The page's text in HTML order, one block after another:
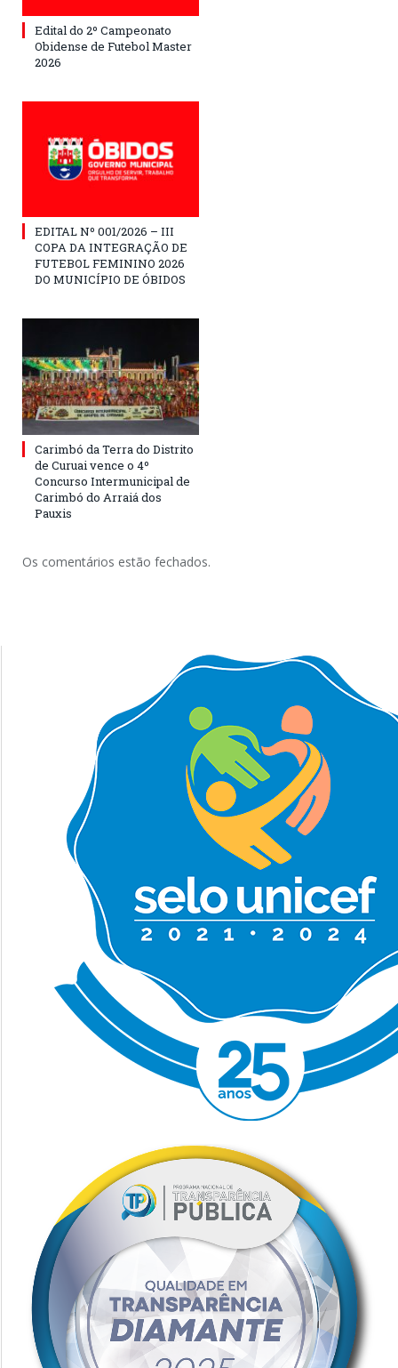
Edital do 2º Campeonato
Obidense de Futebol Master
2026
EDITAL Nº 001/2026 – III
COPA DA INTEGRAÇÃO DE
FUTEBOL FEMININO 2026
DO MUNICÍPIO DE ÓBIDOS
Carimbó da Terra do Distrito
de Curuai vence o 4º
Concurso Intermunicipal de
Carimbó do Arraiá dos
Pauxis
Os comentários estão fechados.